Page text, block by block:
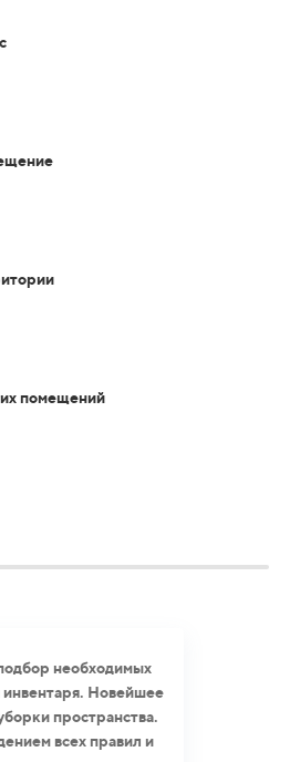
помещений
необходимых
инвентаря. Новейшее
пространства.
всех правил и